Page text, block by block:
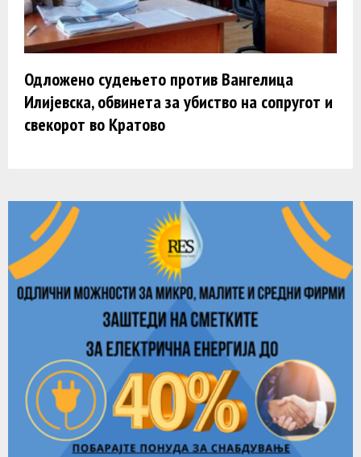
Одложено судењето против Вангелица
Илијевска, обвинета за убиство на сопругот и
свекорот во Кратово